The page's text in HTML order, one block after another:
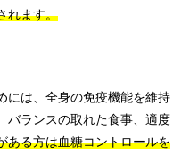
れます。
には、全身の免疫機能を維持
バランスの取れた食事、適度
ある方は血糖コントロールを